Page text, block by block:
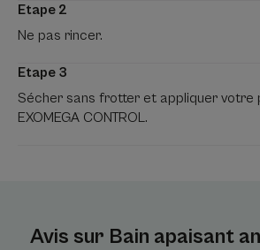
Etape 2
Ne pas rincer.
Etape 3
Sécher sans frotter et appliquer votre
EXOMEGA CONTROL.
Avis sur Bain apaisant